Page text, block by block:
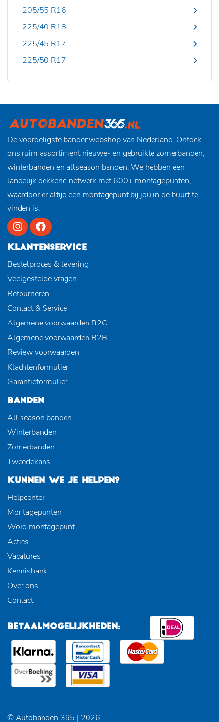
205/55 R16
225/40 R18
225/45 R17
225/50 R17
De voordeligste bandenwebshop van Nederland. Ontdek
ons ruim assortiment nieuwe- en gebruikte zomerbanden,
winterbanden en allseason banden. We hebben een
landelijk dekkend netwerk met 600+ montagepunten,
waardoor er altijd een montagepunt bij jou in de buurt te
vinden is.
KLANTENSERVICE
Bestelproces & levering
Veelgestelde vragen
Retourneren
Contact & Service
Algemene voorwaarden B2C
Algemene voorwaarden B2B
Review voorwaarden
Klachtenformulier
Garantieformulier
BANDEN
All season banden
Winterbanden
Zomerbanden
Tweedekans
KUNNEN WE JE HELPEN?
Helpcenter
Montagepunten
Word montagepunt
Acties
Vacatures
Kennisbank
Over ons
Contact
BETAALMOGELIJKHEDEN:
© Autobanden 365 | 2026